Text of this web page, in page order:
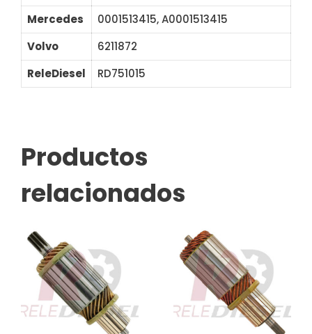
Mercedes
0001513415, A0001513415
Volvo
6211872
ReleDiesel
RD751015
Productos
relacionados